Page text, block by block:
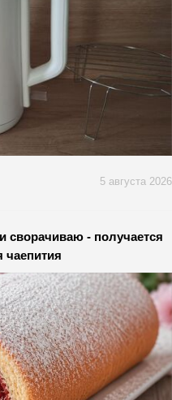
5 августа 2026
- получается
чаепития